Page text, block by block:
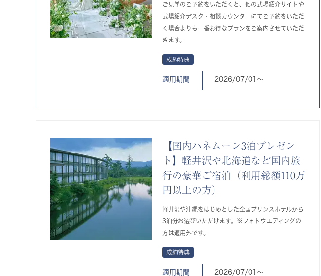
ご見学のご予約をいただくと、他の式場紹介サイトや
式場紹介デスク・相談カウンターにてご予約をいただ
く場合よりも一番お得なプランをご案内させていただ
きます。
成約特典
適用期間 2026/07/01〜
【国内ハネムーン3泊プレゼン
ト】軽井沢や北海道など国内旅
行の豪華ご宿泊（利用総額110万
円以上の方）
軽井沢や沖縄をはじめとした全国プリンスホテルから
3泊分お選びいただけます。※フォトウエディングの
方は適用外です。
成約特典
適用期間 2026/07/01〜